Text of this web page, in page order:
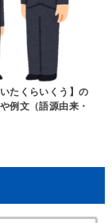
たくらいくう】の
例文（語源由来・